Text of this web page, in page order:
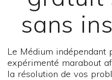
sans
Le Médium indépendant
expérimenté marabout
la résolution de vos